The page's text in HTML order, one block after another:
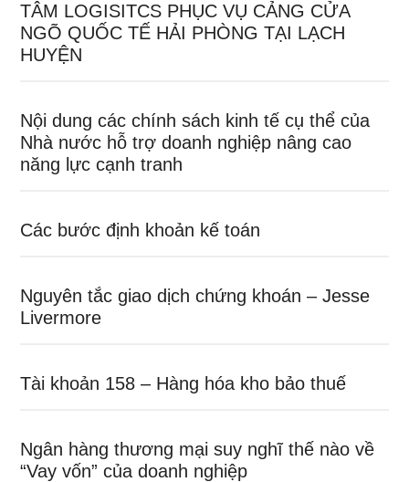
TÂM LOGISITCS PHỤC VỤ CẢNG CỬA
NGÕ QUỐC TẾ HẢI PHÒNG TẠI LẠCH
HUYỆN
Nội dung các chính sách kinh tế cụ thể của
Nhà nước hỗ trợ doanh nghiệp nâng cao
năng lực cạnh tranh
Các bước định khoản kế toán
Nguyên tắc giao dịch chứng khoán – Jesse
Livermore
Tài khoản 158 – Hàng hóa kho bảo thuế
Ngân hàng thương mại suy nghĩ thế nào về
“Vay vốn” của doanh nghiệp